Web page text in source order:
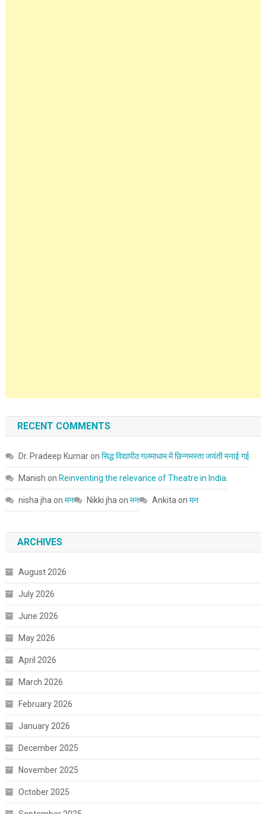
RECENT COMMENTS
Dr. Pradeep Kumaron सिद्ध विद्यापीठ गलमाधाम में छिन्नमस्ता जयंती मनाई गई
Manish on Reinventing the relevance of Theatre in India.
nisha jha on मन Nikki jha on मन Ankita on मन
ARCHIVES
August 2026
July 2026
June 2026
May 2026
April 2026
March 2026
February 2026
January 2026
December 2025
November 2025
October 2025